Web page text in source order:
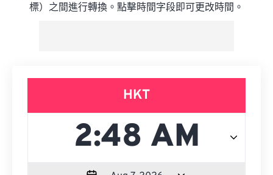
標）之間進行轉換。點擊時間字段即可更改時間。
HKT